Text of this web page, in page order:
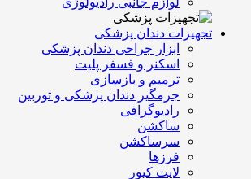
تجهیزات دندان پزشکی
ابزار جراحی دندان پزشکی
اسکنر و فسفر پلیت
ترمیم و بازسازی
جرمگیر دندان پزشکی و توربین
رادیوگرافی
ساکشن
سرساکشن
فرزها
لایت کیور